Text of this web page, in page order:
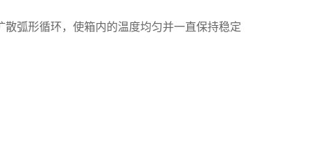
弧形循环，使箱内的温度均匀并一直保持稳定